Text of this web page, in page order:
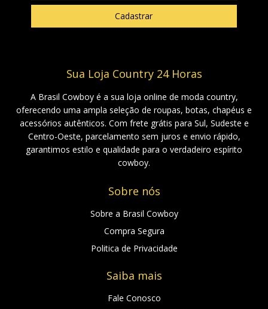
Sua Loja Country 24 Horas
A Brasil Cowboy é a sua loja online de moda country,
oferecendo uma ampla seleção de roupas, botas, chapéus e
acessórios autênticos. Com frete grátis para Sul, Sudeste e
Centro-Oeste, parcelamento sem juros e envio rápido,
garantimos estilo e qualidade para o verdadeiro espírito
cowboy.
Sobre nós
Sobre a Brasil Cowboy
Compra Segura
Politica de Privacidade
Saiba mais
Fale Conosco